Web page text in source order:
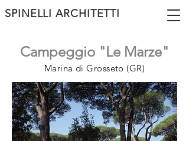
SPINELLI ARCHITETTI
Campeggio "Le Marze"
Marina di Grosseto (GR)